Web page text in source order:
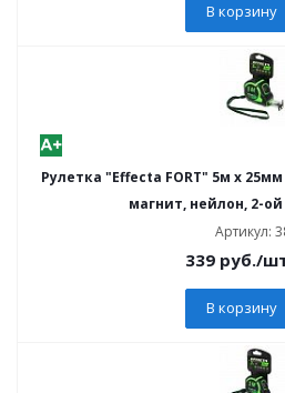
В корзину
Рулетка "Effecta FORT" 5м х
магнит, нейлон, 2-
Артикул:
339 руб./
В корзину